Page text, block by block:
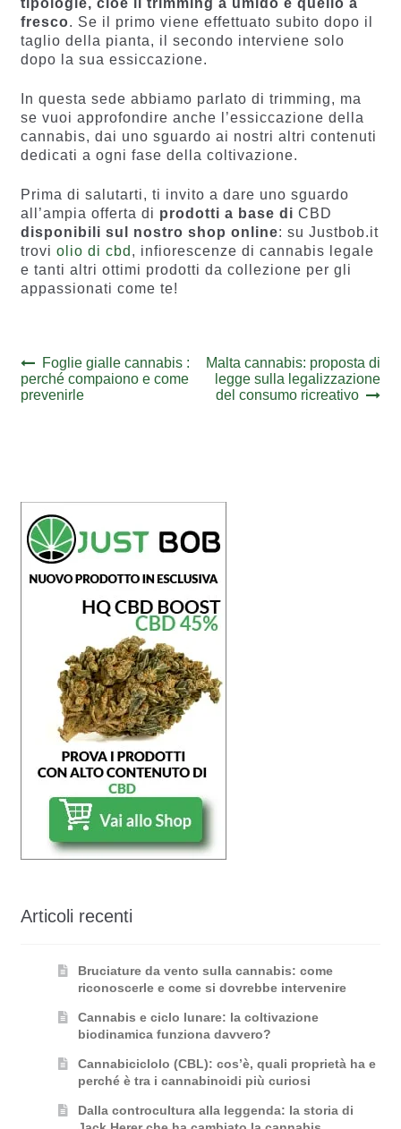
tipologie, cioè il trimming a umido e quello a
fresco. Se il primo viene effettuato subito dopo il
taglio della pianta, il secondo interviene solo
dopo la sua essiccazione.
In questa sede abbiamo parlato di trimming, ma
se vuoi approfondire anche l’essiccazione della
cannabis, dai uno sguardo ai nostri altri contenuti
dedicati a ogni fase della coltivazione.
Prima di salutarti, ti invito a dare uno sguardo
all’ampia offerta di prodotti a base di CBD
disponibili sul nostro shop online: su Justbob.it
trovi olio di cbd , infiorescenze di cannabis legale
e tanti altri ottimi prodotti da collezione per gli
appassionati come te!
Navigazione
articoli
Previous
post:
Foglie gialle cannabis :
perché compaiono e come
prevenirle
Next
post:
Malta cannabis: proposta di
legge sulla legalizzazione
del consumo ricreativo
Articoli recenti
Bruciature da vento sulla cannabis: come
riconoscerle e come si dovrebbe intervenire
Cannabis e ciclo lunare: la coltivazione
biodinamica funziona davvero?
Cannabiciclolo (CBL): cos’è, quali proprietà ha e
perché è tra i cannabinoidi più curiosi
Dalla controcultura alla leggenda: la storia di